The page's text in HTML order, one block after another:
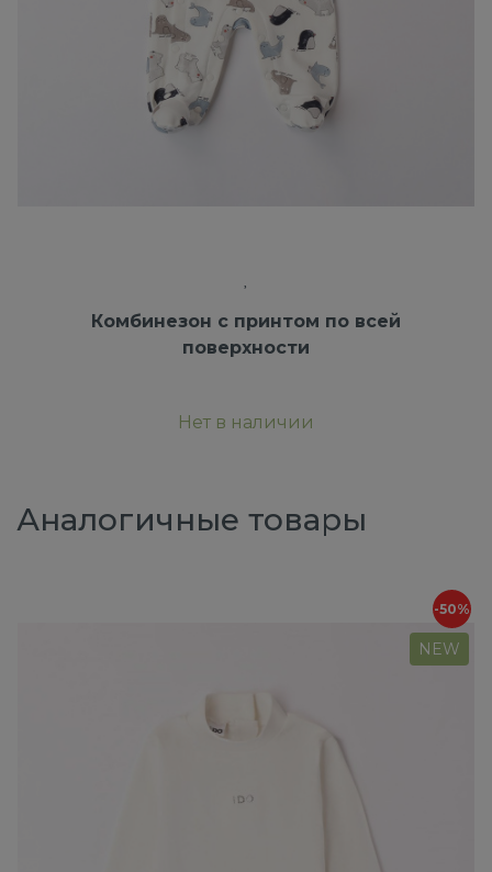
Комбинезон с принтом по всей
поверхности
Нет в наличии
Аналогичные товары
-50%
NEW